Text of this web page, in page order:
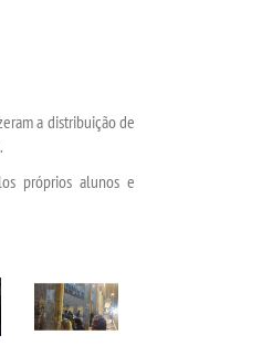
a distribuição de
próprios alunos e